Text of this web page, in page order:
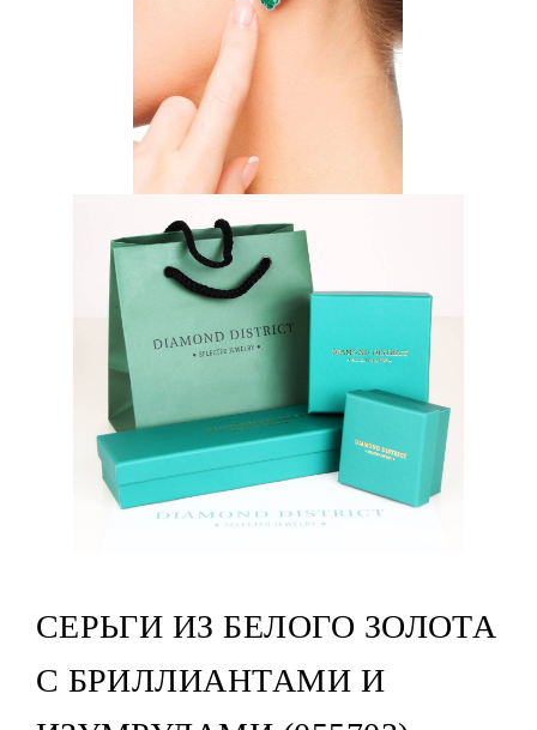
СЕРЬГИ ИЗ БЕЛОГО ЗОЛОТА
С БРИЛЛИАНТАМИ И